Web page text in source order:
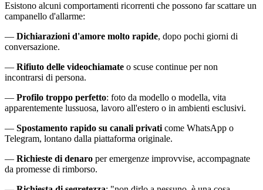
Esistono alcuni comportamenti ricorrenti che possono far scattare un
campanello d'allarme:
— Dichiarazioni d'amore molto rapide, dopo pochi giorni di
conversazione.
— Rifiuto delle videochiamate o scuse continue per non
incontrarsi di persona.
— Profilo troppo perfetto: foto da modello o modella, vita
apparentemente lussuosa, lavoro all'estero o in ambienti esclusivi.
— Spostamento rapido su canali privati come WhatsApp o
Telegram, lontano dalla piattaforma originale.
— Richieste di denaro per emergenze improvvise, accompagnate
da promesse di rimborso.